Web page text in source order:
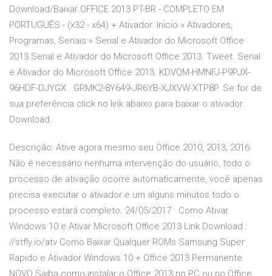
Download/Baixar OFFICE 2013 PT-BR - COMPLETO EM
PORTUGUÊS - (x32 - x64) + Ativador. Inicio » Ativadores,
Programas, Seriais » Serial e Ativador do Microsoft Office
2013 Serial e Ativador do Microsoft Office 2013. Tweet. Serial
e Ativador do Microsoft Office 2013. KDVQM-HMNFJ-P9PJX-
96HDF-DJYGX . GRMK2-8Y649-JR6YB-XJXVW-XTP8P. Se for de
sua preferência click no link abaixo para baixar o ativador:
Download.
Descrição: Ative agora mesmo seu Office 2010, 2013, 2016.
Não é necessário nenhuma intervenção do usuário, todo o
processo de ativação ocorre automaticamente, você apenas
precisa executar o ativador e um alguns minutos todo o
processo estará completo. 24/05/2017 · Como Ativar
Windows 10 e Ativar Microsoft Office 2013 Link Download :
//stfly.io/atv Como Baixar Qualquer ROMs Samsung Super
Rapido e Ativador Windows 10 + Office 2013 Permanente